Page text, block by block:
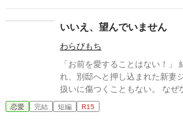
いいえ、望んでいません
わらびもち
「お前を愛することはない！」 結婚初日、お決まりの台詞を吐か
れ、別邸へと押し込まれた新妻ジュリエッタ
扱いに傷
恋愛 完結 短編 R15